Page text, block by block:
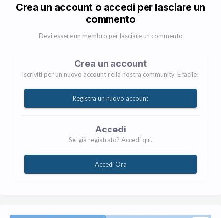
Crea un account o accedi per lasciare un
commento
Devi essere un membro per lasciare un commento
Crea un account
Iscriviti per un nuovo account nella nostra community. È facile!
Registra un nuovo account
Accedi
Sei già registrato? Accedi qui.
Accedi Ora